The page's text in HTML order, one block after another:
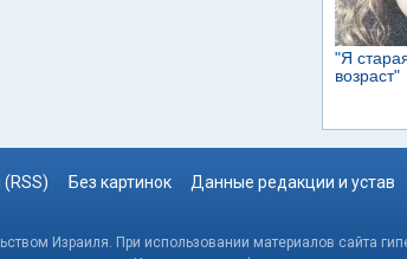
Без картинок Данные редакции и устав
Израиля. При использовании материалов сайта